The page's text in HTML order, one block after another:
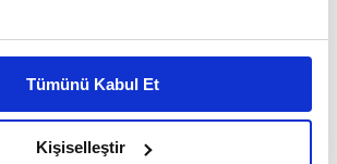
halinde sizlere özel
yaşatabiliriz. Bunu yaparken
daha iyi bir reklam deneyimi sunmak
en iyi içerikleri sunabilmek adına
Tümünü Kabul Et
Kişiselleştir